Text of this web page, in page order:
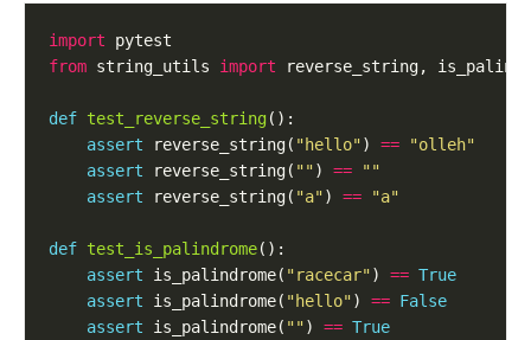
import
from string_utils import
def test_reverse_string
assert reverse_string( "hello") ==
"olleh"
assert reverse_string( "") ==
""
assert reverse_string( "a") == "a"
def test_is_palindrome
assert is_palindrome( "racecar") == True
assert is_palindrome( "hello") == False
assert is_palindrome( "") == True